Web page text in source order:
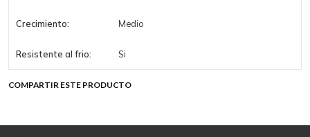
Crecimiento: Medio
Resistente al frio: Si
COMPARTIR ESTE PRODUCTO